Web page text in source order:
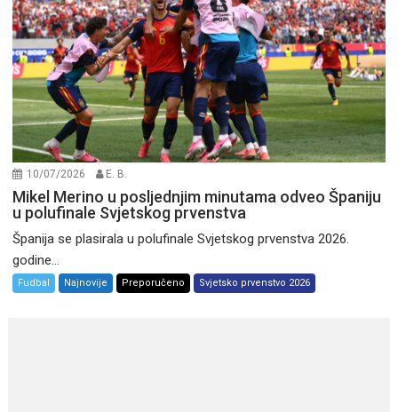
10/07/2026 E. B.
Mikel Merino u posljednjim minutama odveo Španiju
u polufinale Svjetskog prvenstva
Španija se plasirala u polufinale Svjetskog prvenstva 2026.
godine...
Fudbal Najnovije Preporučeno Svjetsko prvenstvo 2026